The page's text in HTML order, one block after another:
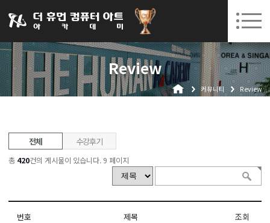
031-252-7277 수원캠퍼스 개강 08. 12.(수)
로그인 회원가입 고객센터
Review
커뮤니티 Review
전체 수강후기
총 420건의 게시물이 있습니다. 9 페이지
번호 제목 조회
아카데미소개
인사말
오시는길
생성형AI